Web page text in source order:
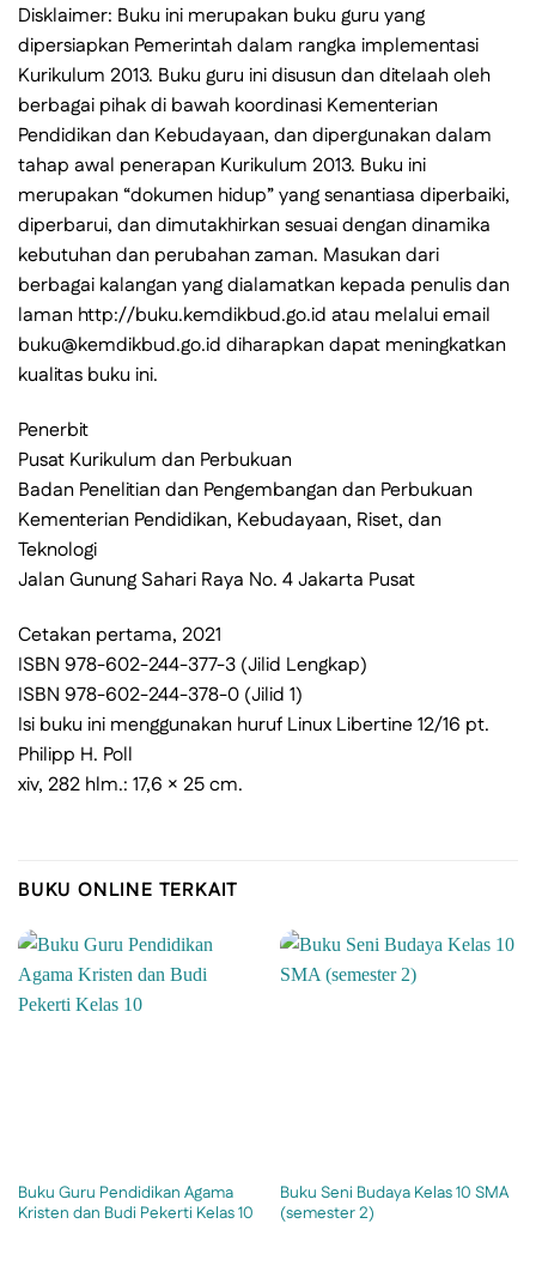
Disklaimer: Buku ini merupakan buku guru yang
dipersiapkan Pemerintah dalam rangka implementasi
Kurikulum 2013. Buku guru ini disusun dan ditelaah oleh
berbagai pihak di bawah koordinasi Kementerian
Pendidikan dan Kebudayaan, dan dipergunakan dalam
tahap awal penerapan Kurikulum 2013. Buku ini
merupakan “dokumen hidup” yang senantiasa diperbaiki,
diperbarui, dan dimutakhirkan sesuai dengan dinamika
kebutuhan dan perubahan zaman. Masukan dari
berbagai kalangan yang dialamatkan kepada penulis dan
laman http://buku.kemdikbud.go.id atau melalui email
buku@kemdikbud.go.id diharapkan dapat meningkatkan
kualitas buku ini.
Penerbit
Pusat Kurikulum dan Perbukuan
Badan Penelitian dan Pengembangan dan Perbukuan
Kementerian Pendidikan, Kebudayaan, Riset, dan
Teknologi
Jalan Gunung Sahari Raya No. 4 Jakarta Pusat
Cetakan pertama, 2021
ISBN 978-602-244-377-3 (Jilid Lengkap)
ISBN 978-602-244-378-0 (Jilid 1)
Isi buku ini menggunakan huruf Linux Libertine 12/16 pt.
Philipp H. Poll
xiv, 282 hlm.: 17,6 × 25 cm.
BUKU ONLINE TERKAIT
Buku Guru Pendidikan Agama
Kristen dan Budi Pekerti Kelas 10
Buku Seni Budaya Kelas 10 SMA
(semester 2)